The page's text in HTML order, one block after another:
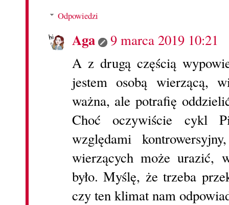
Odpowiedzi
Aga
9 marca 2019 10:21
A z drugą częścią
jestem osobą wierzącą,
ważna, ale potrafię
Choć oczywiście cykl
względami
wierzących może urazić,
było. Myślę, że trzeba
czy ten klimat nam